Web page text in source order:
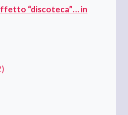
“discoteca”… in